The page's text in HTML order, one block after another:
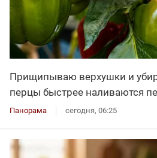
Прищипываю верхушки и
перцы быстрее наливаются
Панорама сегодня, 06:25